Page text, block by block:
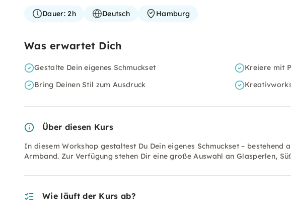
Dauer:2h Deutsch Hamburg
Was erwartet Dich
Gestalte Dein eigenes Schmuckset
Kreiere mit
Bring Deinen Stil zum Ausdruck
Über diesen Kurs
In diesem Workshop gestaltest Du Dein eigenes Schmuckset – bestehend
Armband. Zur Verfügung stehen Dir eine große Auswahl an Glasperlen,
Wie läuft der Kurs ab?